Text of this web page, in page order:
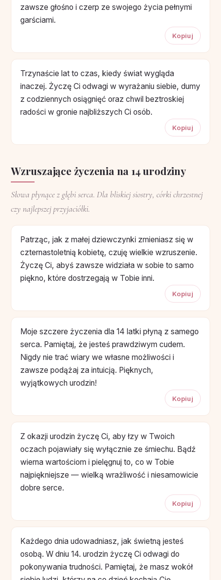
zawsze głośno i czerp ze swojego życia pełnymi
garściami.
Kopiuj
Trzynaście lat to czas, kiedy świat wygląda
inaczej. Życzę Ci odwagi w wyrażaniu siebie, dumy
z codziennych osiągnięć oraz chwil beztroskiej
radości w gronie najbliższych Ci osób.
Kopiuj
Wzruszające życzenia na 14 urodziny
Słowa płynące z głębi serca. Dla bliskiej siostry, córki chrzestnej
czy najlepszej przyjaciółki.
Patrząc, jak z małej dziewczynki zmieniasz się w
czternastoletnią kobietę, czuję wielkie wzruszenie.
Życzę Ci, abyś zawsze widziała w sobie to samo
piękno, które dostrzegają w Tobie inni.
Kopiuj
Moje szczere życzenia dla 14 latki płyną z samego
serca. Pamiętaj, że jesteś prawdziwym cudem.
Nigdy nie trać wiary we własne możliwości i
zawsze podążaj za intuicją. Pięknych,
wyjątkowych urodzin!
Kopiuj
Z okazji urodzin życzę Ci, aby łzy w Twoich
oczach pojawiały się wyłącznie ze śmiechu. Bądź
wierna wartościom i pielęgnuj to, co w Tobie
najpiękniejsze — wielką wrażliwość i niesamowicie
dobre serce.
Kopiuj
Każdego dnia udowadniasz, jak świetną jesteś
osobą. W dniu 14. urodzin życzę Ci odwagi do
pokonywania trudności. Pamiętaj, że masz wokół